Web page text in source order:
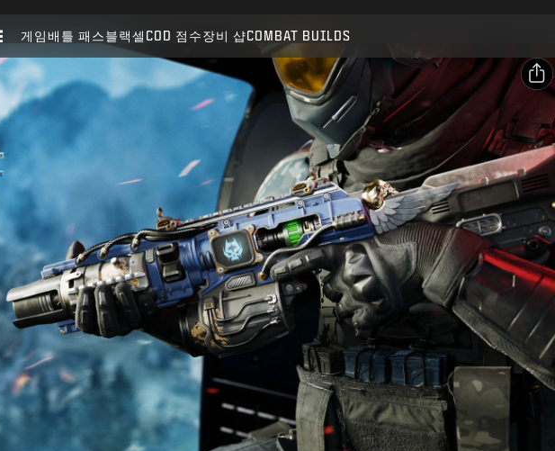
게임배틀 패스 블랙셀 COD 점수 장비 샵COMBAT BUILDS제출
구매 확인
취소
Activision은 이 게임 내 콘텐츠를 언제든 업데이트, 교체,
제거할 수 있습니다.
공유
이메일
Facebook
X
링크 복사